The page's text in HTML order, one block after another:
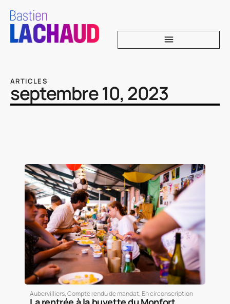
ARTICLES
septembre 10, 2023
Aubervilliers,Compte rendu de mandat, En circonscription